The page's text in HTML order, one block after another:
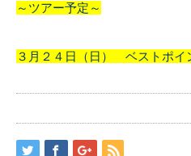
～ツアー予定～
３月２４日（日） ベストポイ